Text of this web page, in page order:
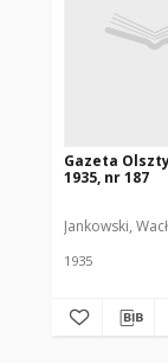
Gazeta
1935, nr 187
Jankowski,
1935